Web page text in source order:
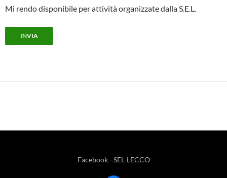
Mi rendo disponibile per attività organizzate dalla S.E.L.
Facebook - SEL-LECCO